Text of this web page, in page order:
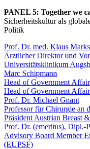
PANEL 5: Together we
Sicherheitskultur als
Politik
Prof. Dr. med. Klaus
Ärztlicher Direktor und
Universitätsklinikum
Marc Schipmann
Head of Government
Head of Government
Prof. Dr. Michael Gnant
Professor für Chirurgie an
Präsident Austrian Breast
Prof. Dr. (emeritus), Dipl.-
Advisory Board Member
(EUPSF)